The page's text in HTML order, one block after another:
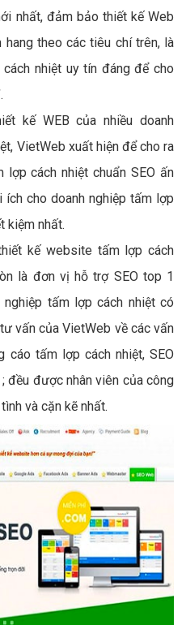
nhất, đảm bảo thiết kế Web
theo các tiêu chí trên, là
nhiệt uy tín đáng để cho
.
kế WEB của nhiều doanh
VietWeb xuất hiện để cho ra
cách nhiệt chuẩn SEO ấn
cho doanh nghiệp tấm lợp
kiệm nhất.
kế website tấm lợp cách
là đơn vị hỗ trợ SEO top 1
tấm lợp cách nhiệt có
vấn của VietWeb về các vấn
cáo tấm lợp cách nhiệt, SEO
đều được nhân viên của công
và cặn kẽ nhất.